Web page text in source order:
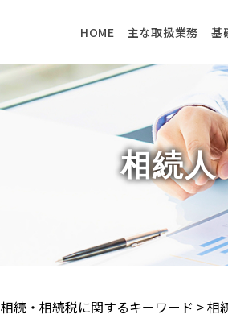
HOME 主な取扱業務 基
相続人
相続・相続税に関するキーワード >相